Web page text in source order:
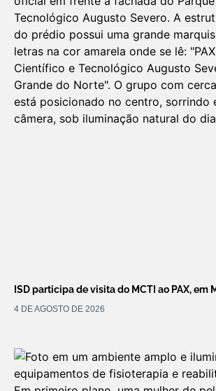
ISD participa de visita do MCTI ao PAX, em
4 DE AGOSTO DE 2026